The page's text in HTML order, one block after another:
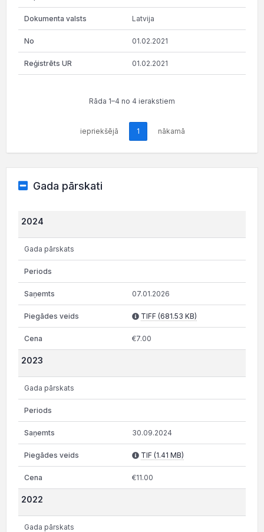
Latvija
01.02.2021
01.02.2021
Rāda 1–4 no 4 ierakstiem
iepriekšējā 1 nākamā
Gada pārskati
2024
Gada pārskats
07.01.2026
TIFF (681.53 KB)
€7.00
2023
Gada pārskats
30.09.2024
TIF (1.41 MB)
€11.00
2022
Gada pārskats